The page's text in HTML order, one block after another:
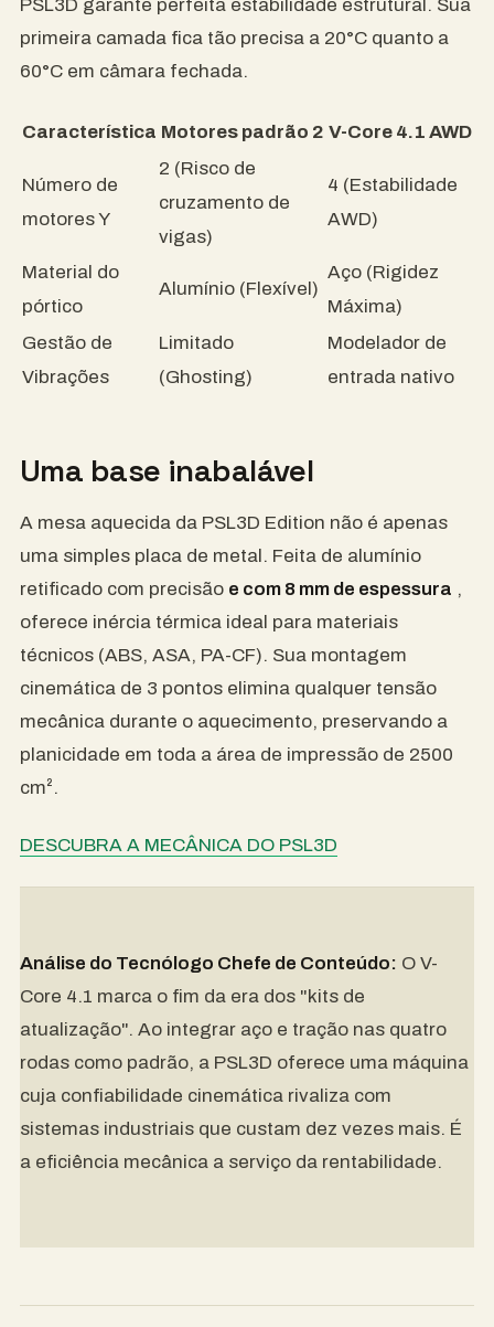
PSL3D garante perfeita estabilidade estrutural. Sua
primeira camada fica tão precisa a 20°C quanto a
60°C em câmara fechada.
Característica Motores padrão 2 V-Core 4.1 AWD
Número de
motores Y
2 (Risco de
cruzamento de
vigas)
4 (Estabilidade
AWD)
Material do
pórtico
Alumínio (Flexível)
Aço (Rigidez
Máxima)
Gestão de
Vibrações
Limitado
(Ghosting)
Modelador de
entrada nativo
Uma base inabalável
A mesa aquecida da PSL3D Edition não é apenas
uma simples placa de metal. Feita de alumínio
retificado com precisão e com 8 mm de espessura ,
oferece inércia térmica ideal para materiais
técnicos (ABS, ASA, PA-CF). Sua montagem
cinemática de 3 pontos elimina qualquer tensão
mecânica durante o aquecimento, preservando a
planicidade em toda a área de impressão de 2500
cm².
DESCUBRA A MECÂNICA DO PSL3D
Análise do Tecnólogo Chefe de Conteúdo: O V-
Core 4.1 marca o fim da era dos "kits de
atualização". Ao integrar aço e tração nas quatro
rodas como padrão, a PSL3D oferece uma máquina
cuja confiabilidade cinemática rivaliza com
sistemas industriais que custam dez vezes mais. É
a eficiência mecânica a serviço da rentabilidade.